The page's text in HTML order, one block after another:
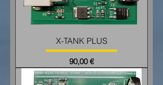
X-TANK PLUS
Price
90,00 €